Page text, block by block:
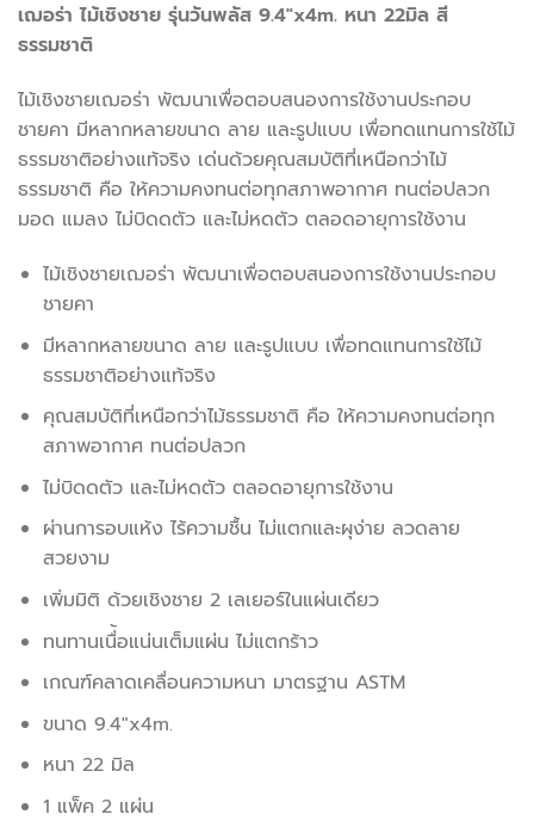
เฌอร่า ไม้เชิงชาย รุ่นวันพลัส 9.4″x4m. หนา 22มิล สี
ธรรมชาติ
ไม้เชิงชายเฌอร่า พัฒนาเพื่อตอบสนองการใช้งานประกอบ
ชายคา มีหลากหลายขนาด ลาย และรูปแบบ เพื่อทดแทนการใช้ไม้
ธรรมชาติอย่างแท้จริง เด่นด้วยคุณสมบัติที่เหนือกว่าไม้
ธรรมชาติ คือ ให้ความคงทนต่อทุกสภาพอากาศ ทนต่อปลวก
มอด แมลง ไม่บิดดตัว และไม่หดตัว ตลอดอายุการใช้งาน
ไม้เชิงชายเฌอร่า พัฒนาเพื่อตอบสนองการใช้งานประกอบ
ชายคา
มีหลากหลายขนาด ลาย และรูปแบบ เพื่อทดแทนการใช้ไม้
ธรรมชาติอย่างแท้จริง
คุณสมบัติที่เหนือกว่าไม้ธรรมชาติ คือ ให้ความคงทนต่อทุก
สภาพอากาศ ทนต่อปลวก
ไม่บิดดตัว และไม่หดตัว ตลอดอายุการใช้งาน
ผ่านการอบแห้ง ไร้ความชื้น ไม่แตกและผุง่าย ลวดลาย
สวยงาม
เพิ่มมิติ ด้วยเชิงชาย 2 เลเยอร์ในแผ่นเดียว
ทนทานเนื่้อแน่นเต็มแผ่น ไม่แตกร้าว
เกณฑ์คลาดเคลื่อนความหนา มาตรฐาน ASTM
ขนาด 9.4″x4m.
หนา 22 มิล
1 แพ็ค 2 แผ่น